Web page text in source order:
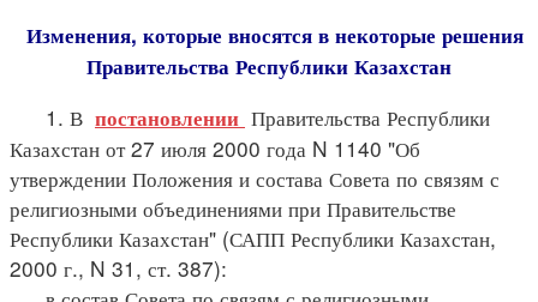
Изменения, которые вносятся в некоторые решения
Правительства Республики Казахстан
1. В постановлении Правительства Республики
Казахстан от 27 июля 2000 года N 1140 "Об
утверждении Положения и состава Совета по связям с
религиозными объединениями при Правительстве
Республики Казахстан" (САПП Республики Казахстан,
2000 г., N 31, ст. 387):